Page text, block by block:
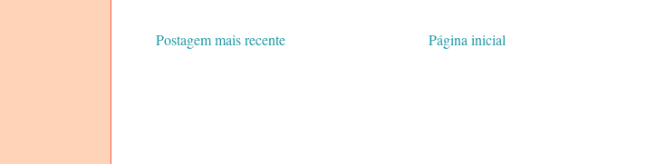
Postagem mais recente Página inicial